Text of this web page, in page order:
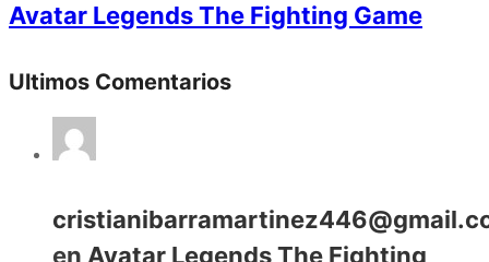
Avatar Legends The Fighting Game
Ultimos Comentarios
en Avatar Legends The Fighting